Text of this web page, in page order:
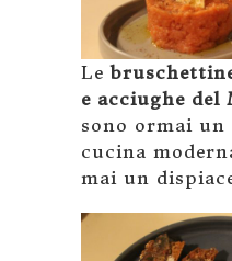
Le
e acciughe del
sono ormai un
cucina
mai un